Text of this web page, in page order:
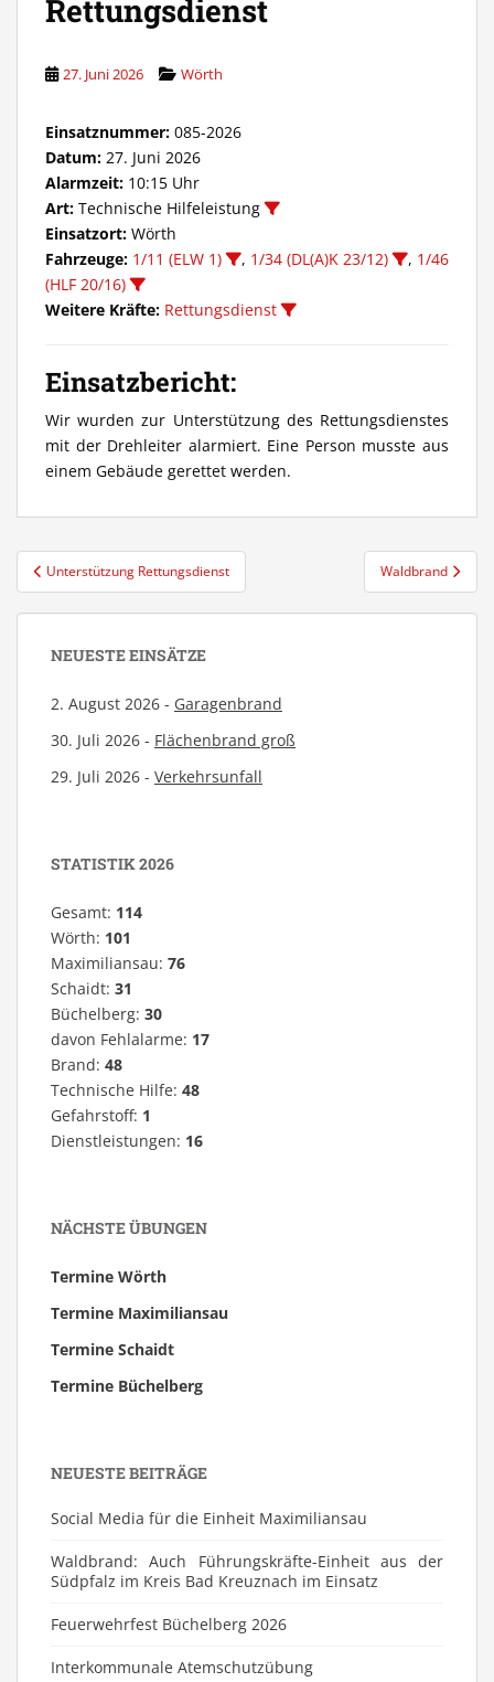
Rettungsdienst
27. Juni 2026 Wörth
Einsatznummer: 085-2026
Datum: 27. Juni 2026
Alarmzeit: 10:15 Uhr
Art: Technische Hilfeleistung
Einsatzort: Wörth
Fahrzeuge: 1/11 (ELW 1) , 1/34 (DL(A)K 23/12) , 1/46
(HLF 20/16)
Weitere Kräfte: Rettungsdienst
Einsatzbericht:
Wir wurden zur Unterstützung des Rettungsdienstes
mit der Drehleiter alarmiert. Eine Person musste aus
einem Gebäude gerettet werden.
Beitragsnavigation
Unterstützung Rettungsdienst Waldbrand
NEUESTE EINSÄTZE
2. August 2026 - Garagenbrand
30. Juli 2026 - Flächenbrand groß
29. Juli 2026 - Verkehrsunfall
STATISTIK 2026
Gesamt: 114
Wörth: 101
Maximiliansau: 76
Schaidt: 31
Büchelberg: 30
davon Fehlalarme: 17
Brand: 48
Technische Hilfe: 48
Gefahrstoff: 1
Dienstleistungen: 16
NÄCHSTE ÜBUNGEN
Termine Wörth
Termine Maximiliansau
Termine Schaidt
Termine Büchelberg
NEUESTE BEITRÄGE
Social Media für die Einheit Maximiliansau
Waldbrand: Auch Führungskräfte-Einheit aus der
Südpfalz im Kreis Bad Kreuznach im Einsatz
Feuerwehrfest Büchelberg 2026
⁠Interkommunale Atemschutzübung